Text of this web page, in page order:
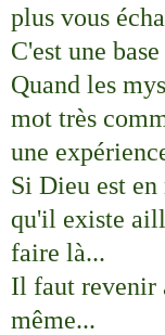
plus vous
C'est une
Quand les
mot très
une
Si Dieu est en
qu'il existe
faire là...
Il faut revenir
même...